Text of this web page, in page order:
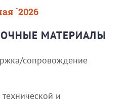
`2026
МАТЕРИАЛЫ
сопровождение
и